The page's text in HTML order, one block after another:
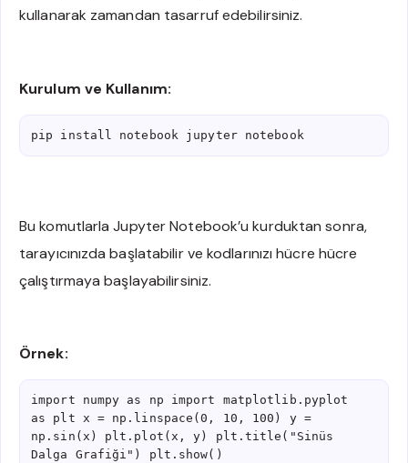
kullanarak zamandan tasarruf edebilirsiniz.
Kurulum ve Kullanım:
pip install notebook jupyter notebook
Bu komutlarla Jupyter Notebook’u kurduktan sonra,
tarayıcınızda başlatabilir ve kodlarınızı hücre hücre
çalıştırmaya başlayabilirsiniz.
Örnek:
import numpy as np import matplotlib.pyplot
as plt x = np.linspace(0, 10, 100) y =
np.sin(x) plt.plot(x, y) plt.title("Sinüs
Dalga Grafiği") plt.show()